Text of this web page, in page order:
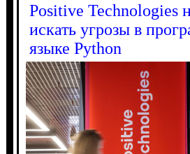
Positive Technologies
искать угрозы в
языке Python